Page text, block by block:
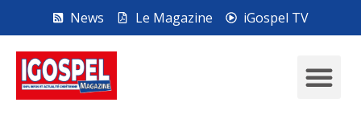
News Le Magazine iGospel TV